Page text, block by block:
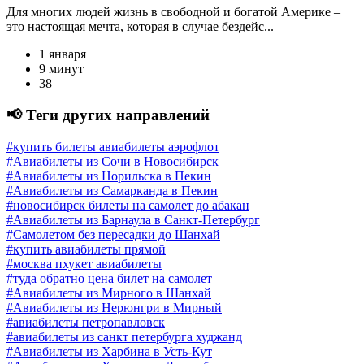
Для многих людей жизнь в свободной и богатой Америке –
это настоящая мечта, которая в случае бездейс...
1 января
9 минут
38
📢 Теги других направлений
#купить билеты авиабилеты аэрофлот
#Авиабилеты из Сочи в Новосибирск
#Авиабилеты из Норильска в Пекин
#Авиабилеты из Самарканда в Пекин
#новосибирск билеты на самолет до абакан
#Авиабилеты из Барнаула в Санкт-Петербург
#Самолетом без пересадки до Шанхай
#купить авиабилеты прямой
#москва пхукет авиабилеты
#туда обратно цена билет на самолет
#Авиабилеты из Мирного в Шанхай
#Авиабилеты из Нерюнгри в Мирный
#авиабилеты петропавловск
#авиабилеты из санкт петербурга худжанд
#Авиабилеты из Харбина в Усть-Кут